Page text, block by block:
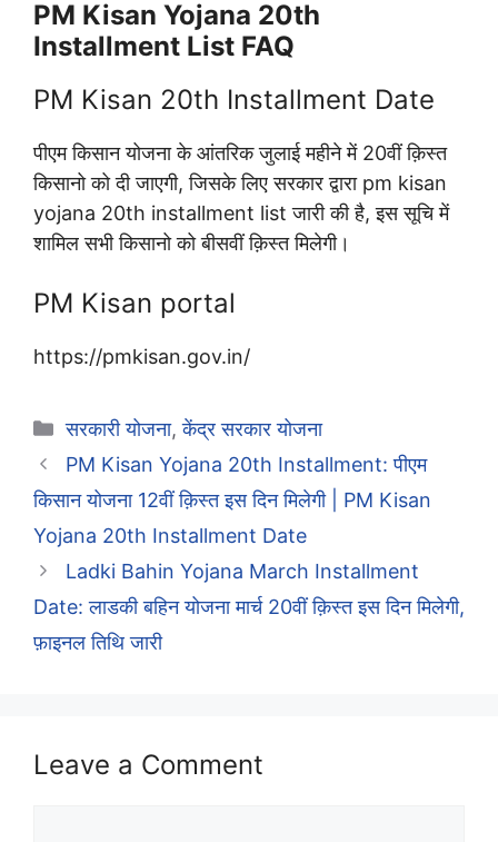
PM Kisan Yojana 20th
Installment List FAQ
PM Kisan 20th Installment Date
पीएम किसान योजना के आंतरिक जुलाई महीने में 20वीं क़िस्त
किसानो को दी जाएगी, जिसके लिए सरकार द्वारा pm kisan
yojana 20th installment list जारी की है, इस सूचि में
शामिल सभी किसानो को बीसवीं क़िस्त मिलेगी।
PM Kisan portal
https://pmkisan.gov.in/
Categories
सरकारी योजना,केंद्र सरकार योजना
PM Kisan Yojana 20th Installment: पीएम
किसान योजना 12वीं क़िस्त इस दिन मिलेगी | PM Kisan
Yojana 20th Installment Date
Ladki Bahin Yojana March Installment
Date: लाडकी बहिन योजना मार्च 20वीं क़िस्त इस दिन मिलेगी,
फ़ाइनल तिथि जारी
Leave a Comment